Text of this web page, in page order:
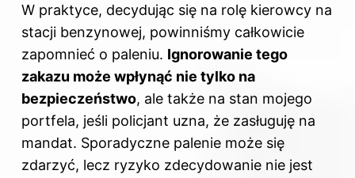
W praktyce, decydując się na rolę kierowcy na
stacji benzynowej, powinniśmy całkowicie
zapomnieć o paleniu. Ignorowanie tego
zakazu może wpłynąć nie tylko na
bezpieczeństwo, ale także na stan mojego
portfela, jeśli policjant uzna, że zasługuję na
mandat. Sporadyczne palenie może się
zdarzyć, lecz ryzyko zdecydowanie nie jest